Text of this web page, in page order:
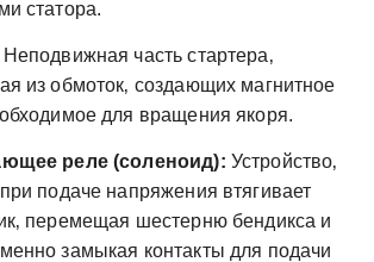
статора.
Неподвижная часть стартера‚
из обмоток‚ создающих магнитное
для вращения якоря.
реле (соленоид): Устройство‚
подаче напряжения втягивает
перемещая шестерню бендикса и
замыкая контакты для подачи